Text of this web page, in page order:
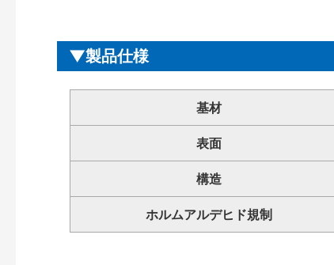
製品仕様
基材
表面
構造
ホルムアルデヒド規制